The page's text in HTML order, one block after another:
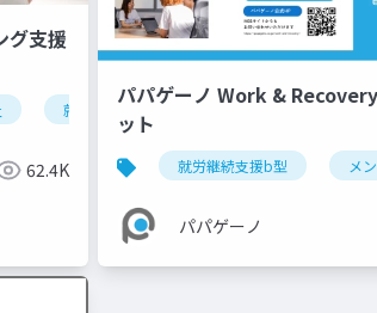
グ支援
就労支援 就労継続支援 就労継
62.4K
パパゲーノ Work &
ット
就労継続支援b型 メ
パパゲーノ